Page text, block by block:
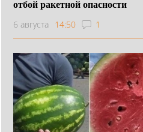
отбой ракетной опасности
6 августа 14:50 1